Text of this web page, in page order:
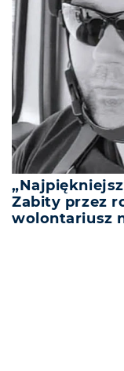
Zabity przez
wolontariusz